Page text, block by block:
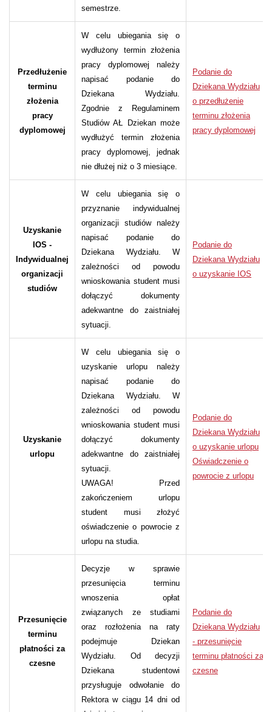
semestrze.
Przedłużenie
terminu
złożenia
pracy
dyplomowej
W celu ubiegania się o
wydłużony termin złożenia
pracy dyplomowej należy
napisać podanie do
Dziekana Wydziału.
Zgodnie z Regulaminem
Studiów AŁ Dziekan może
wydłużyć termin złożenia
pracy dyplomowej, jednak
nie dłużej niż o 3 miesiące.
Podanie do
Dziekana Wydziału
o przedłużenie
terminu złożenia
pracy dyplomowej
Uzyskanie
IOS -
Indywidualnej
organizacji
studiów
W celu ubiegania się o
przyznanie indywidualnej
organizacji studiów należy
napisać podanie do
Dziekana Wydziału. W
zależności od powodu
wnioskowania student musi
dołączyć dokumenty
adekwantne do zaistniałej
sytuacji.
Podanie do
Dziekana Wydziału
o uzyskanie IOS
Uzyskanie
urlopu
W celu ubiegania się o
uzyskanie urlopu należy
napisać podanie do
Dziekana Wydziału. W
zależności od powodu
wnioskowania student musi
dołączyć dokumenty
adekwantne do zaistniałej
sytuacji.
UWAGA! Przed
zakończeniem urlopu
student musi złożyć
oświadczenie o powrocie z
urlopu na studia.
Podanie do
Dziekana Wydziału
o uzyskanie urlopu
Oświadczenie o
powrocie z urlopu
Przesunięcie
terminu
płatności za
czesne
Decyzje w sprawie
przesunięcia terminu
wnoszenia opłat
związanych ze studiami
oraz rozłożenia na raty
podejmuje Dziekan
Wydziału. Od decyzji
Dziekana studentowi
przysługuje odwołanie do
Rektora w ciągu 14 dni od
Podanie do
Dziekana Wydziału
- przesunięcie
terminu płatności za
czesne